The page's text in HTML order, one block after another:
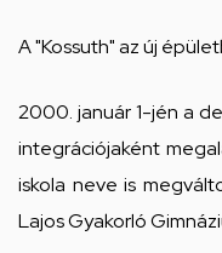
A "Kossuth" az új
2000. január 1-jén a
integrációjaként
iskola neve is
Lajos Gyakorló